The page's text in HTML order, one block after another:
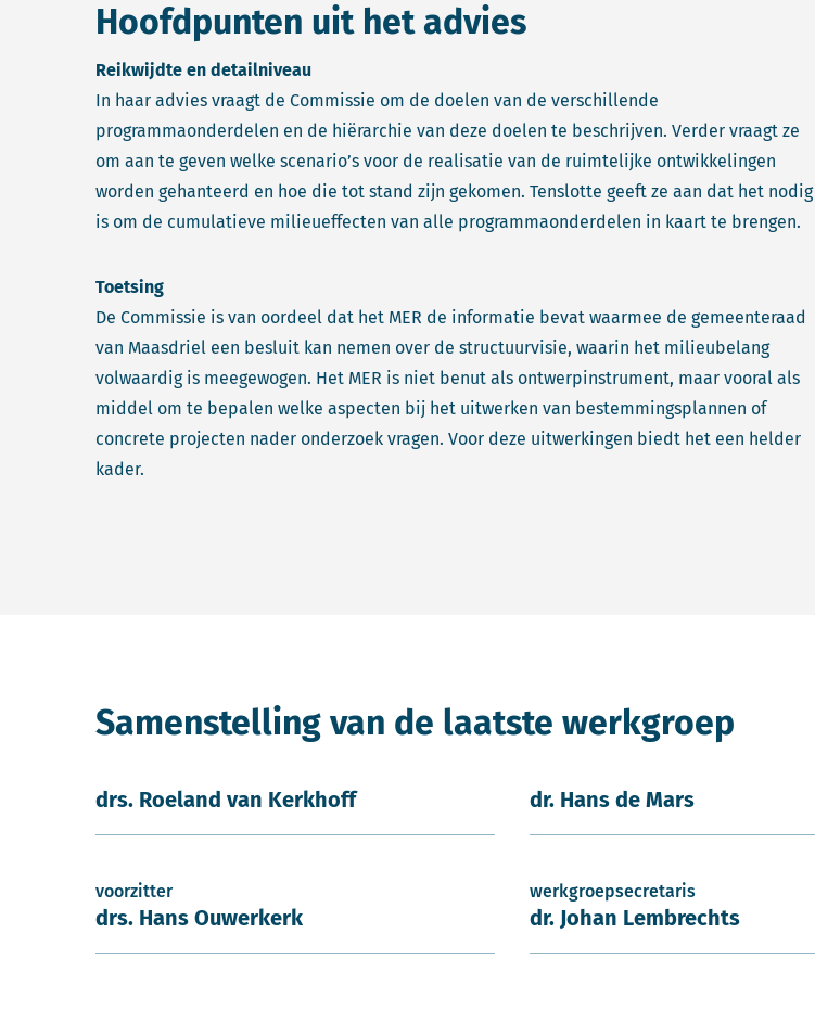
Hoofdpunten uit het advies
Reikwijdte en detailniveau
In haar advies vraagt de Commissie om de doelen van de verschillende
programmaonderdelen en de hiërarchie van deze doelen te beschrijven. Verder vraagt ze
om aan te geven welke scenario’s voor de realisatie van de ruimtelijke ontwikkelingen
worden gehanteerd en hoe die tot stand zijn gekomen. Tenslotte geeft ze aan dat het nodig
is om de cumulatieve milieueffecten van alle programmaonderdelen in kaart te brengen.
Toetsing
De Commissie is van oordeel dat het MER de informatie bevat waarmee de gemeenteraad
van Maasdriel een besluit kan nemen over de structuurvisie, waarin het milieubelang
volwaardig is meegewogen. Het MER is niet benut als ontwerpinstrument, maar vooral als
middel om te bepalen welke aspecten bij het uitwerken van bestemmingsplannen of
concrete projecten nader onderzoek vragen. Voor deze uitwerkingen biedt het een helder
kader.
Samenstelling van de laatste werkgroep
drs. Roeland van Kerkhoff dr. Hans de Mars
voorzitter
drs. Hans Ouwerkerk
werkgroepsecretaris
dr. Johan Lembrechts